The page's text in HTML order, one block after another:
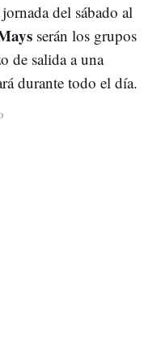
del sábado al
serán los grupos
de salida a una
durante todo el día.